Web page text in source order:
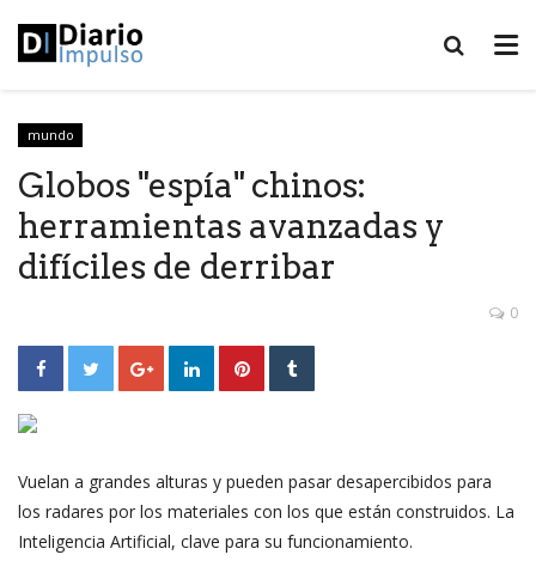
mundo
Globos "espía" chinos:
herramientas avanzadas y
difíciles de derribar
0
Vuelan a grandes alturas y pueden pasar desapercibidos para
los radares por los materiales con los que están construidos. La
Inteligencia Artificial, clave para su funcionamiento.